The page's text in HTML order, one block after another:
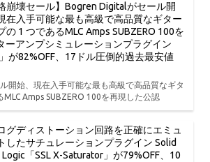
崩壊セール】Bogren Digitalがセール開
在入手可能な最も高級で高品質なギター
の 1 つであるMLC Amps SUBZERO 100を
ーアンプシミュレーションプラグイン
」が82%OFF、17ドル圧倒的過去最安値
開始、現在入手可能な最も高級で高品質なギタ
MLC Amps SUBZERO 100を再現した公認
グディストーション回路を正確にエミュ
したサチュレーションプラグイン Solid
「SSL X-Saturator」が79%OFF、10